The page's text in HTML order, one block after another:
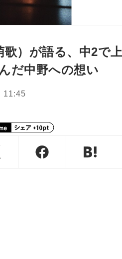
）が語る、中2で
だ中野への想い
11:45